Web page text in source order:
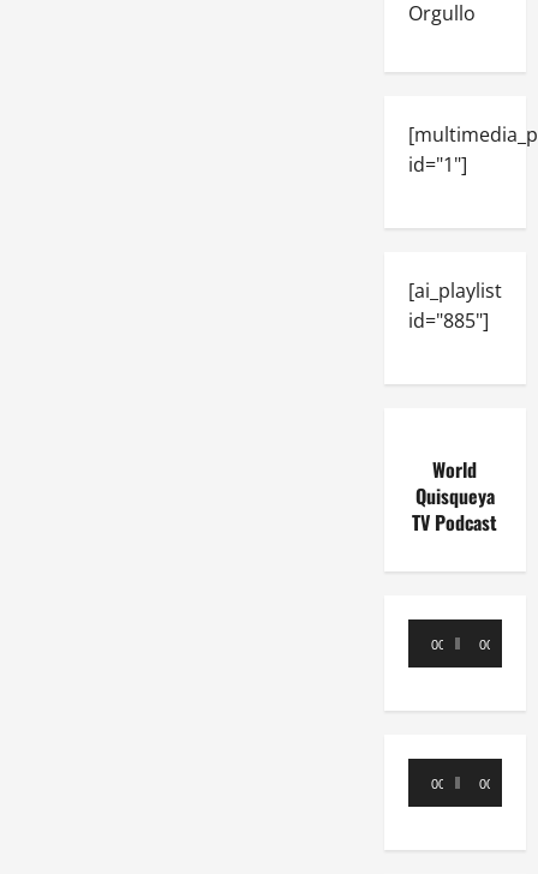
Orgullo
id="1"]
[ai_playlist
id="885"]
World
Quisqueya
TV Podcast
Reproductor
de
00:00 00:00
Reproductor
de
00:00 00:00